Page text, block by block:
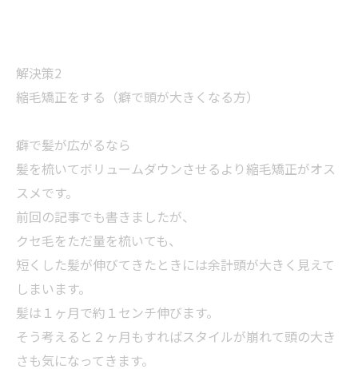
解決策2
縮毛矯正をする（癖で頭が大きくなる方）
癖で髪が広がるなら
髪を梳いてボリュームダウンさせるより縮毛矯正がオス
スメです。
前回の記事でも書きましたが、
クセ毛をただ量を梳いても、
短くした髪が伸びてきたときには余計頭が大きく見えて
しまいます。
髪は１ヶ月で約１センチ伸びます。
そう考えると２ヶ月もすればスタイルが崩れて頭の大き
さも気になってきます。